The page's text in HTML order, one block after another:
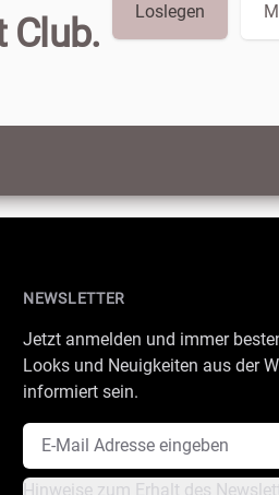
Club.
Loslegen
NEWSLETTER
Jetzt anmelden und immer
Looks und Neuigkeiten aus der
informiert sein.
E-Mail Adresse
Hinweise zum Erhalt des